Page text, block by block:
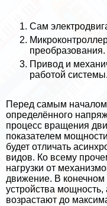
Сам
преобразования.
Привод и
работой системы.
Перед самым началом
определённого
процесс вращения
показателем
будет отличать
видов. Ко всему
нагрузки от
движение. В конечном
устройства
возрастают до